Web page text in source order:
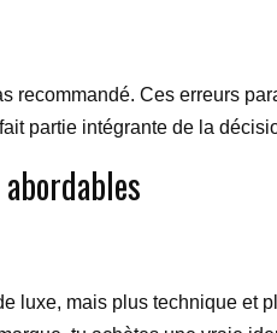
recommandé. Ces erreurs
partie intégrante de la
luxe, mais plus technique et